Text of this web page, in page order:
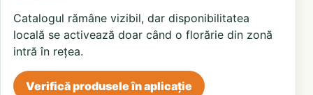
Catalogul rămâne vizibil, dar disponibilitatea
locală se activează doar când o florărie din zonă
intră în rețea.
Verifică produsele în aplicație